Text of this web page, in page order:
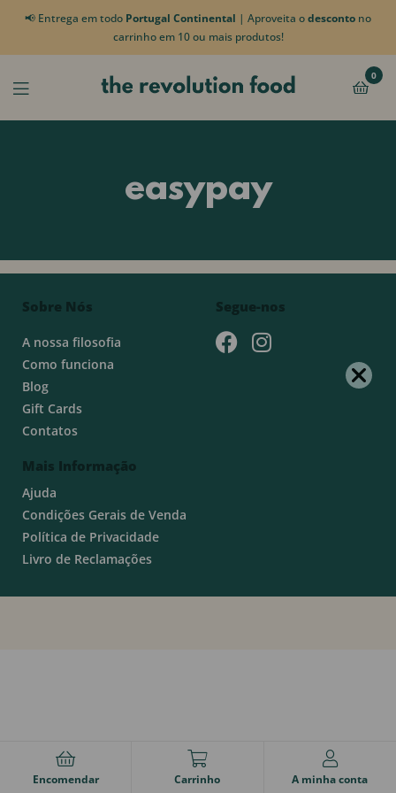
📢 Entrega em todo Portugal Continental | Aproveita odesconto no
carrinho em 10 ou mais produtos!
0
easypay
Sobre Nós
A nossa filosofia
Como funciona
Blog
Gift Cards
Contatos
Mais Informação
Ajuda
Condições Gerais de Venda
Política de Privacidade
Livro de Reclamações
Segue-nos
Encomendar Carrinho A minha conta